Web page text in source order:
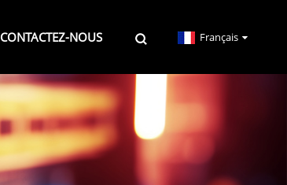
CONTACTEZ-NOUS Français